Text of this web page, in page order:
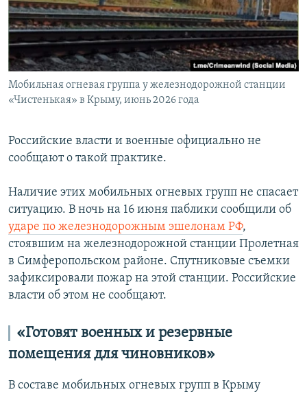
Мобильная огневая группа у железнодорожной станции
«Чистенькая» в Крыму, июнь 2026 года
Российские власти и военные официально не
сообщают о такой практике.
Наличие этих мобильных огневых групп не спасает
ситуацию. В ночь на 16 июня паблики сообщили об
ударе по железнодорожным эшелонам РФ,
стоявшим на железнодорожной станции Пролетная
в Симферопольском районе. Спутниковые съемки
зафиксировали пожар на этой станции. Российские
власти об этом не сообщают.
«Готовят военных и резервные
помещения для чиновников»
В составе мобильных огневых групп в Крыму